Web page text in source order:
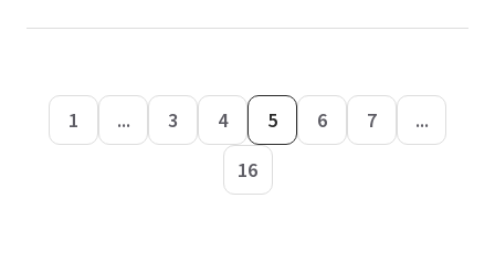
1 ... 3 4 5 6 7
...
16